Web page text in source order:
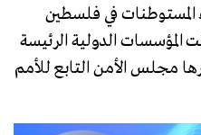
المستوطنات في فلسطين
المؤسسات الدولية الرئيسة
مجلس الأمن التابع للأمم